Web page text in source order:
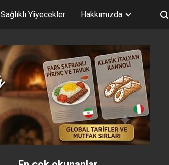
Sağlıklı Yiyecekler Hakkımızda